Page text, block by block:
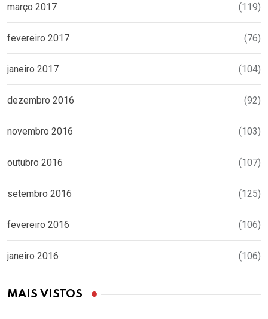
março 2017 (119)
fevereiro 2017 (76)
janeiro 2017 (104)
dezembro 2016 (92)
novembro 2016 (103)
outubro 2016 (107)
setembro 2016 (125)
fevereiro 2016 (106)
janeiro 2016 (106)
MAIS VISTOS